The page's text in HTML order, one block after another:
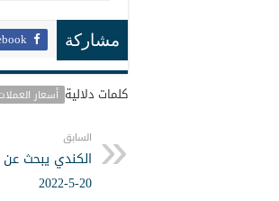
مشاركة
كلمات دلالية أسعار
السابق
الكندي يبحث
20-5-2022